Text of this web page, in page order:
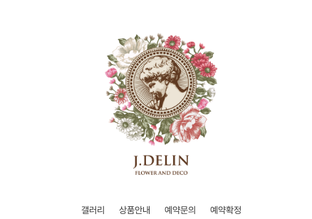
갤러리 상품안내 예약문의 예약확정